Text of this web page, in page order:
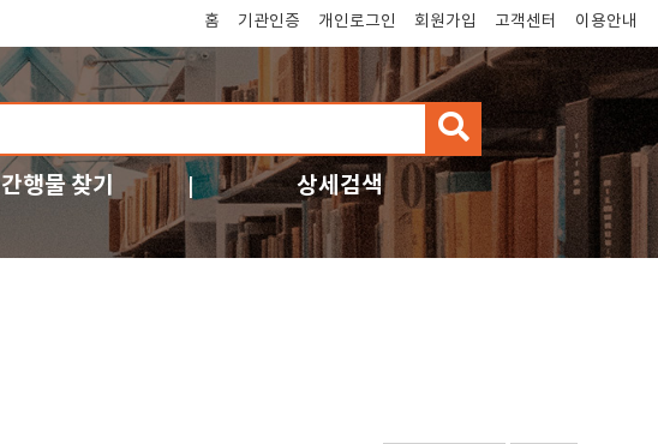
홈 기관인증 개인로그인 회원가입 고객센터 이용안내
검
색
간행물 찾기 상세검색